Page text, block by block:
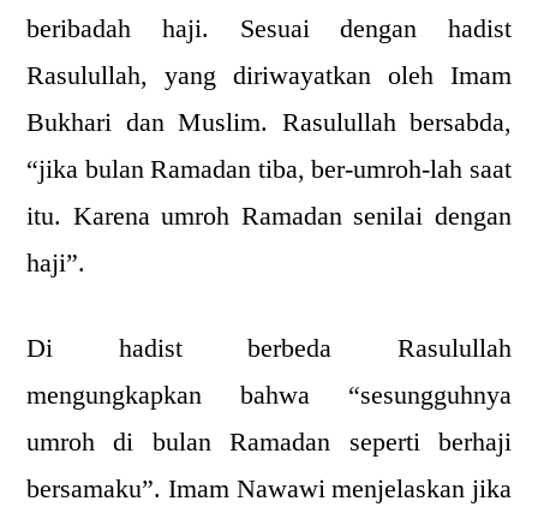
beribadah haji. Sesuai dengan hadist
Rasulullah, yang diriwayatkan oleh Imam
Bukhari dan Muslim. Rasulullah bersabda,
“jika bulan Ramadan tiba, ber-umroh-lah saat
itu. Karena umroh Ramadan senilai dengan
haji”.
Di hadist berbeda Rasulullah
mengungkapkan bahwa “sesungguhnya
umroh di bulan Ramadan seperti berhaji
bersamaku”. Imam Nawawi menjelaskan jika